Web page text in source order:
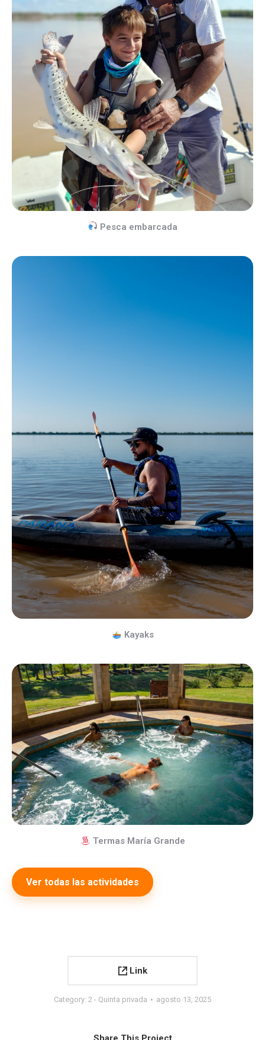
Pesca embarcada
Kayaks
Termas María Grande
Ver todas las actividades
Link
Category: 2 - Quinta privada agosto 13, 2025